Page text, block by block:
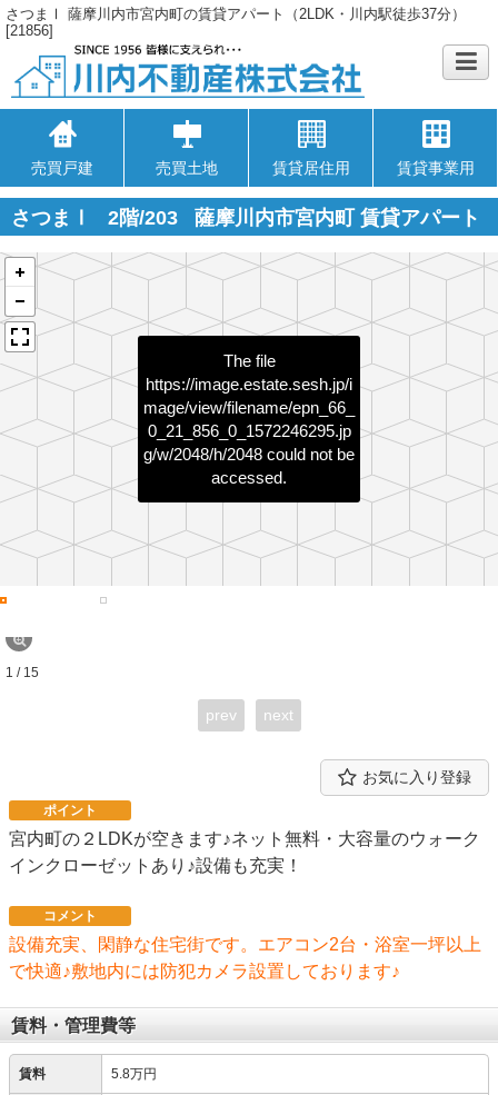
さつまⅠ 薩摩川内市宮内町の賃貸アパート（2LDK・川内駅徒歩37分）
[21856]
売買戸建 売買土地 賃貸居住用 賃貸事業用
さつまⅠ 2階/203 薩摩川内市宮内町 賃貸アパート
The file
https://image.estate.sesh.jp/i
mage/view/filename/epn_66_
0_21_856_0_1572246295.jp
g/w/2048/h/2048 could not be
accessed.
1 / 15
prev next
お気に入り登録
ポイント
宮内町の２LDKが空きます♪ネット無料・大容量のウォーク
インクローゼットあり♪設備も充実！
コメント
設備充実、閑静な住宅街です。エアコン2台・浴室一坪以上
で快適♪敷地内には防犯カメラ設置しております♪
賃料・管理費等
賃料 5.8万円